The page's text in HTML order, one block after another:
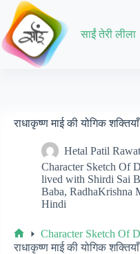
Skip
content
साईं तेरी लीला
राधाकृष्ण माई की योगिक शक्तियाँ
Hetal Patil Rawat
Character Sketch Of
lived with Shirdi Sai
Baba, RadhaKrishna
Hindi
Home
Character Sketch Of
राधाकृष्ण माई की योगिक शक्तियाँ